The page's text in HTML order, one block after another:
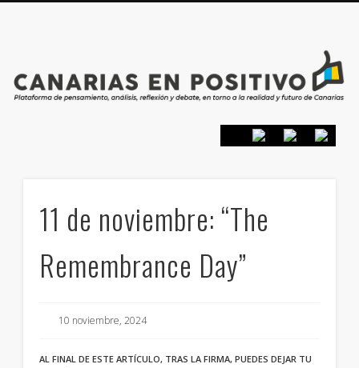
11 de noviembre: “The
Remembrance Day”
10 noviembre, 2024
AL FINAL DE ESTE ARTÍCULO, TRAS LA FIRMA, PUEDES DEJAR TU